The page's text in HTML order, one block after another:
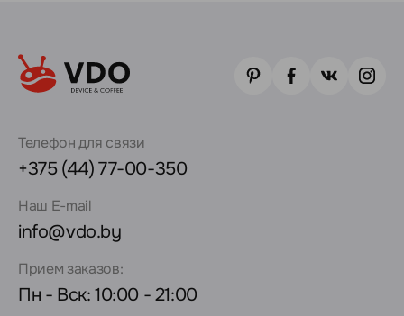
Телефон для связи
+375 (44) 77-00-350
Наш E-mail
info@vdo.by
Прием заказов:
Пн - Вск: 10:00 - 21:00